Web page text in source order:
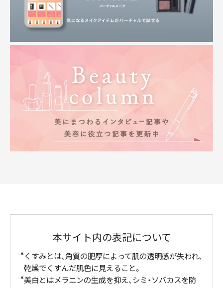
本サイト内の表記について
くすみとは、角質の肥厚によって肌の透明感が失われ、
乾燥でくすんだ肌色に見えること。
美白とはメラニンの生成を抑え、シミ・ソバカスを防